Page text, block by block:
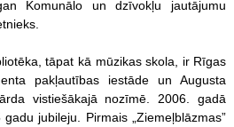
Komunālo un dzīvokļu jautājumu
tāpat kā mūzikas skola, ir Rīgas
pakļautības iestāde un Augusta
vistiešākajā nozīmē. 2006. gadā
jubileju. Pirmais „Ziemeļblāzmas”